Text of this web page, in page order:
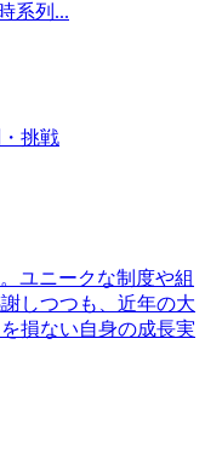
系列...
挑戦
ユニークな制度や組
しつつも、近年の大
損ない自身の成長実